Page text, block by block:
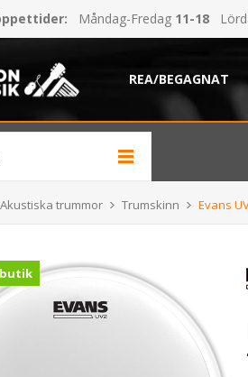
: Måndag-Fredag 11-18
REA/BEGAGNAT
Akustiska trummor Trumskinn Evans
butik